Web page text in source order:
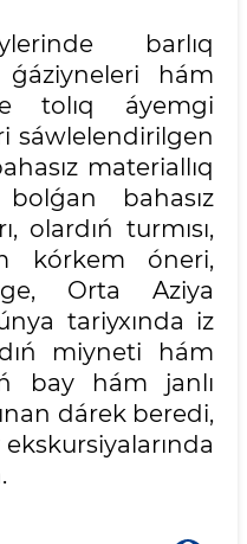
barlıq
hám
tolıq áyemgi
sáwlelendirilgen
materiallıq
bahasız
olardıń turmısı,
kórkem óneri,
Orta Aziya
tariyxında iz
miyneti hám
bay hám janlı
dárek beredi,